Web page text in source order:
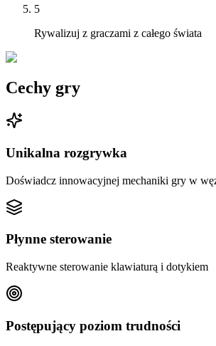
5
Rywalizuj z graczami z całego świata
Cechy gry
Unikalna rozgrywka
Doświadcz innowacyjnej mechaniki gry w
Płynne sterowanie
Reaktywne sterowanie klawiaturą i dotykiem
Postępujący poziom trudności